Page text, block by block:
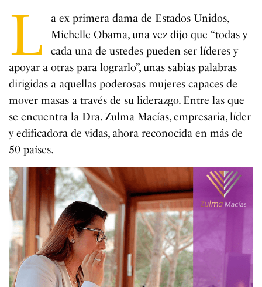
L
a ex primera dama de Estados Unidos,
Michelle Obama, una vez dijo que “todas y
cada una de ustedes pueden ser líderes y
apoyar a otras para lograrlo”, unas sabias palabras
dirigidas a aquellas poderosas mujeres capaces de
mover masas a través de su liderazgo. Entre las que
se encuentra la Dra. Zulma Macías, empresaria, líder
y edificadora de vidas, ahora reconocida en más de
50 países.